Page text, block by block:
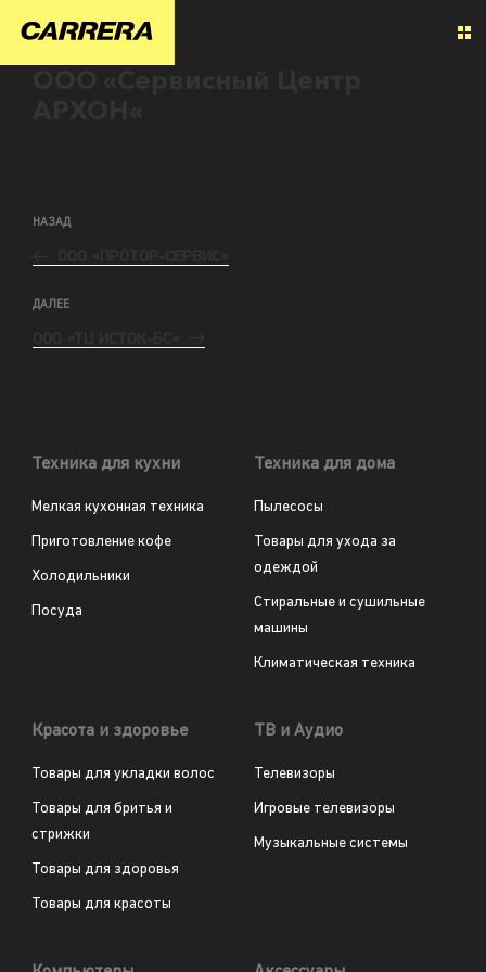
НАЗАД
ДАЛЕЕ
Техника для кухни
Мелкая кухонная техника
Приготовление кофе
Холодильники
Посуда
Техника для дома
Пылесосы
Товары для ухода за
одеждой
Стиральные и сушильные
машины
Климатическая техника
Красота и здоровье
Товары для укладки волос
Товары для бритья и
стрижки
Товары для здоровья
Товары для красоты
ТВ и Аудио
Телевизоры
Игровые телевизоры
Музыкальные системы